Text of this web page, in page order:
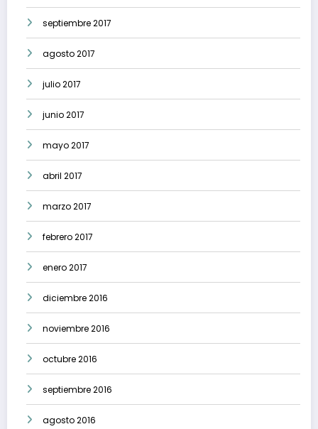
septiembre 2017
agosto 2017
julio 2017
junio 2017
mayo 2017
abril 2017
marzo 2017
febrero 2017
enero 2017
diciembre 2016
noviembre 2016
octubre 2016
septiembre 2016
agosto 2016